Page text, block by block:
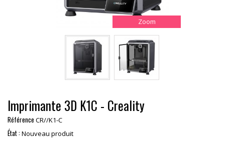
Zoom
Imprimante 3D K1C - Creality
Référence CR//K1-C
État :Nouveau produit